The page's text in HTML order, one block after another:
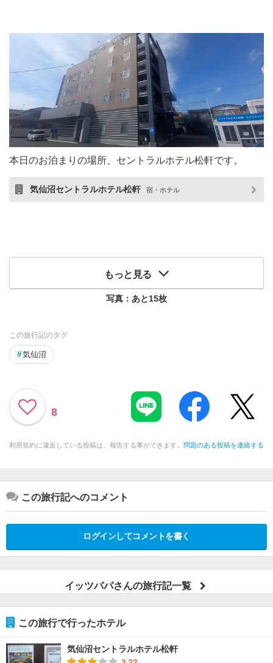
本日のお泊まりの場所、セントラルホテル松軒です。
気仙沼セントラルホテル松軒 宿・ホテル
もっと見る
写真：あと15枚
この旅行記のタグ
#気仙沼
8
利用規約に違反している投稿は、報告する事ができます。 問題のある投稿を連絡する
この旅行記へのコメント
ログインしてコメントを書く
イッツパパさんの旅行記一覧
この旅行で行ったホテル
気仙沼セントラルホテル松軒